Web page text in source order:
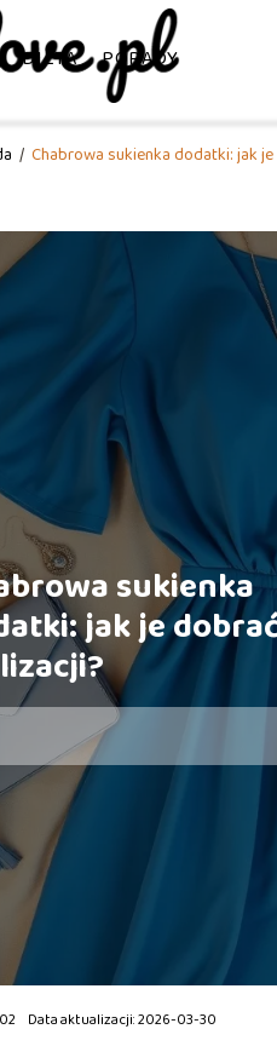
DIETA PORADY
/ Chabrowa sukienka dodatki: jak
sukienka
jak je
Data aktualizacji: 2026-03-30